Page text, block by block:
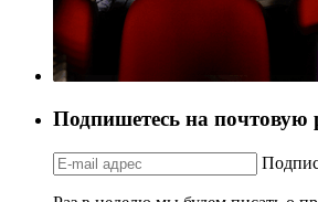
Подпишетесь на почтовую